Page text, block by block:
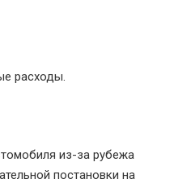
расходы.
из-за рубежа
постановки на